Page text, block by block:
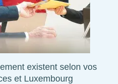
existent selon vos
et Luxembourg